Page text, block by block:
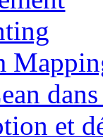
et